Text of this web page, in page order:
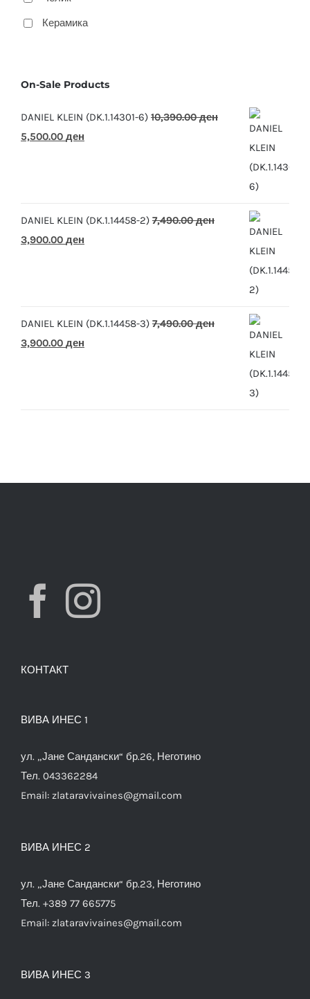
Керамика
On-Sale Products
DANIEL KLEIN (DK.1.14301-6) 10,390.00ден
Original
5,500.00 ден
DANIEL KLEIN (DK.1.14458-2) 7,490.00ден
Original
3,900.00 ден
DANIEL KLEIN (DK.1.14458-3) 7,490.00ден
Original
3,900.00 ден
КОНТАКТ
ВИВА ИНЕС 1
ул. „Јане Сандански“ бр.26, Неготино
Тел. 043362284
Email: zlataravivaines@gmail.com
ВИВА ИНЕС 2
ул. „Јане Сандански“ бр.23, Неготино
Тел. +389 77 665775
Email: zlataravivaines@gmail.com
ВИВА ИНЕС 3